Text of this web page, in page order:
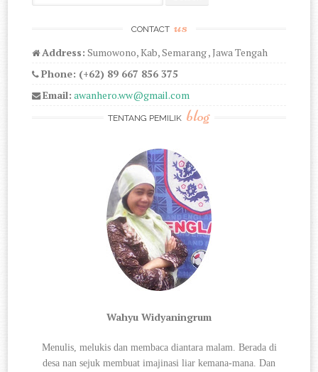
CONTACT us
Address: Sumowono, Kab, Semarang , Jawa Tengah
Phone: (+62) 89 667 856 375
Email: awanhero.ww@gmail.com
TENTANG PEMILIK blog
Wahyu Widyaningrum
Menulis, melukis dan membaca diantara malam. Berada di
desa nan sejuk membuat imajinasi liar kemana-mana. Dan